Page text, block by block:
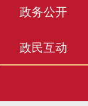
政务公开
政民互动